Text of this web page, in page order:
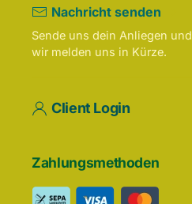
Nachricht senden
Sende uns dein Anliegen und
wir melden uns in Kürze.
Client Login
Zahlungsmethoden